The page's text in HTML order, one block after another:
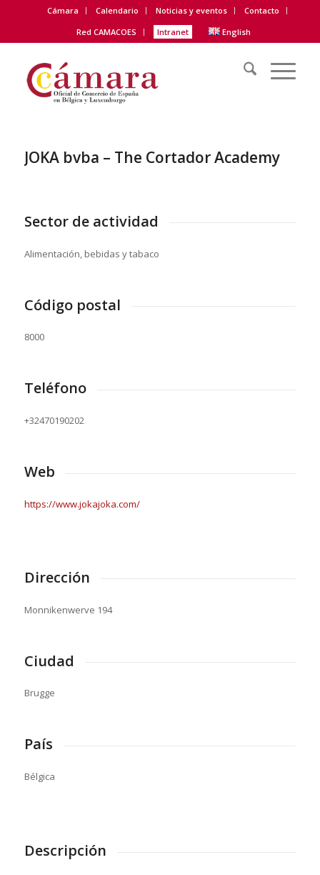
Cámara Calendario Noticias y eventos
Contacto
Red CAMACOES
Intranet English
JOKA bvba – The Cortador Academy
Sector de actividad
Alimentación, bebidas y tabaco
Código postal
8000
Teléfono
+32470190202
Web
https://www.jokajoka.com/
Dirección
Monnikenwerve 194
Ciudad
Brugge
País
Bélgica
Descripción